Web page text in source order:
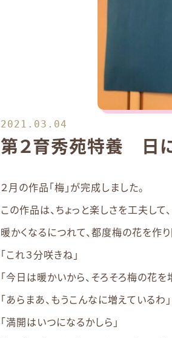
2021.03.04
第２育秀苑特養 日に
２月の作品「梅」が完成しました。
この作品は、ちょっと楽しさを工夫して、
暖かくなるにつれて、都度梅の花を作
「これ３分咲きね」
「今日は暖かいから、そろそろ梅の花を
「あらまあ、もうこんなに増えているわ」
「満開はいつになるかしら」